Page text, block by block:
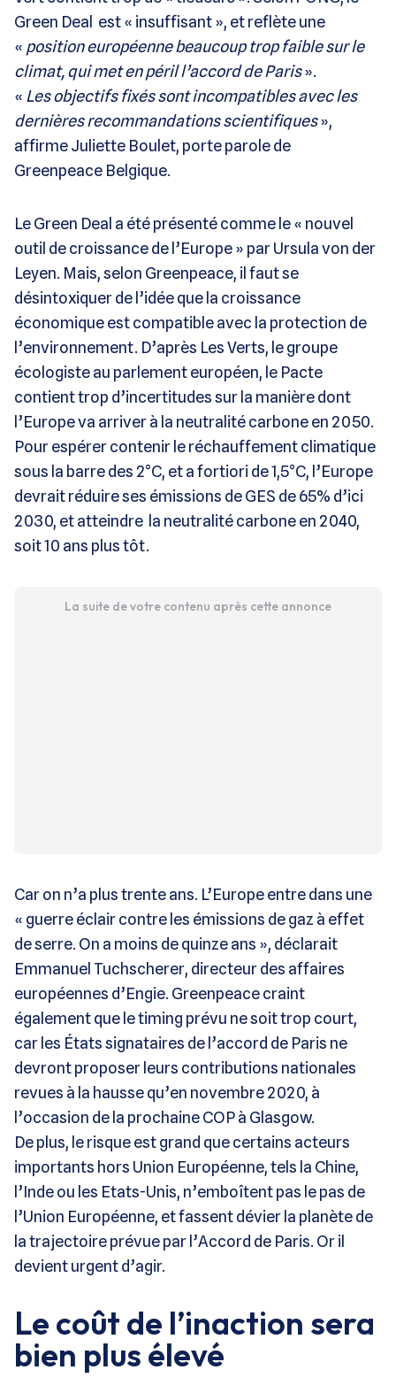
Green Deal est « insuffisant », et reflète une
« position européenne beaucoup trop faible sur le
climat, qui met en péril l’accord de Paris».
« Les objectifs fixés sont incompatibles avec les
dernières recommandations scientifiques»,
affirme Juliette Boulet, porte parole de
Greenpeace Belgique.
Le Green Deal a été présenté comme le « nouvel
outil de croissance de l’Europe » par Ursula von der
Leyen. Mais, selon Greenpeace, il faut se
désintoxiquer de l’idée que la croissance
économique est compatible avec la protection de
l’environnement. D’après Les Verts, le groupe
écologiste au parlement européen, le Pacte
contient trop d’incertitudes sur la manière dont
l’Europe va arriver à la neutralité carbone en 2050.
Pour espérer contenir le réchauffement climatique
sous la barre des 2°C, et a fortiori de 1,5°C, l’Europe
devrait réduire ses émissions de GES de 65% d’ici
2030, et atteindre la neutralité carbone en 2040,
soit 10 ans plus tôt.
La suite de votre contenu après cette annonce
Car on n’a plus trente ans. L’Europe entre dans une
« guerre éclair contre les émissions de gaz à effet
de serre. On a moins de quinze ans », déclarait
Emmanuel Tuchscherer, directeur des affaires
européennes d’Engie. Greenpeace craint
également que le timing prévu ne soit trop court,
car les États signataires de l’accord de Paris ne
devront proposer leurs contributions nationales
revues à la hausse qu’en novembre 2020, à
l’occasion de la prochaine COP à Glasgow.
De plus, le risque est grand que certains acteurs
importants hors Union Européenne, tels la Chine,
l’Inde ou les Etats-Unis, n’emboîtent pas le pas de
l’Union Européenne, et fassent dévier la planète de
la trajectoire prévue par l’Accord de Paris. Or il
devient urgent d’agir.
Le coût de l’inaction sera
bien plus élevé